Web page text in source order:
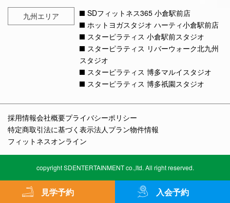
九州エリア
SDフィットネス365 小倉駅前店
ホットヨガスタジオ ハーティ小倉駅前店
スターピラティス 小倉駅前スタジオ
スターピラティス リバーウォーク北九州
スタジオ
スターピラティス 博多マルイスタジオ
スターピラティス 博多祇園スタジオ
採用情報会社概要プライバシーポリシー
特定商取引法に基づく表示法人プラン物件情報
フィットネスオンライン
copyright SDENTERTAINMENT co.,ltd. All right reserved.
見学予約 入会予約